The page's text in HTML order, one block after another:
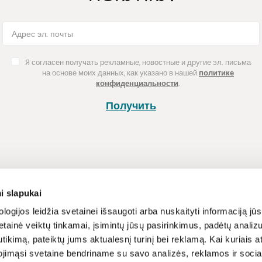
slapukai
leidžia svetainei išsaugoti arba nuskaityti informaciją
veiktų tinkamai, įsimintų jūsų pasirinkimus, padėtų
pateiktų jums aktualesnį turinį bei reklamą. Kai kuriais
svetaine bendriname su savo analizės, reklamos ir
Я согласен получать рекламные, новостные и другие эл. письма
на основе моих данных, как указано в нашей политике
конфиденциальности.
Получить
Способы оплаты
Доставка
Возврат товара
Программа
Новости и
Рецепты
Условия и